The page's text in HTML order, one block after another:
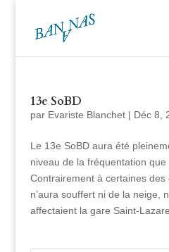
13e SoBD
par Evariste Blanchet| Déc 8,
Le 13e SoBD aura été
niveau de la fréquentation que
Contrairement à certaines
n’aura souffert ni de la neige,
affectaient la gare Saint-